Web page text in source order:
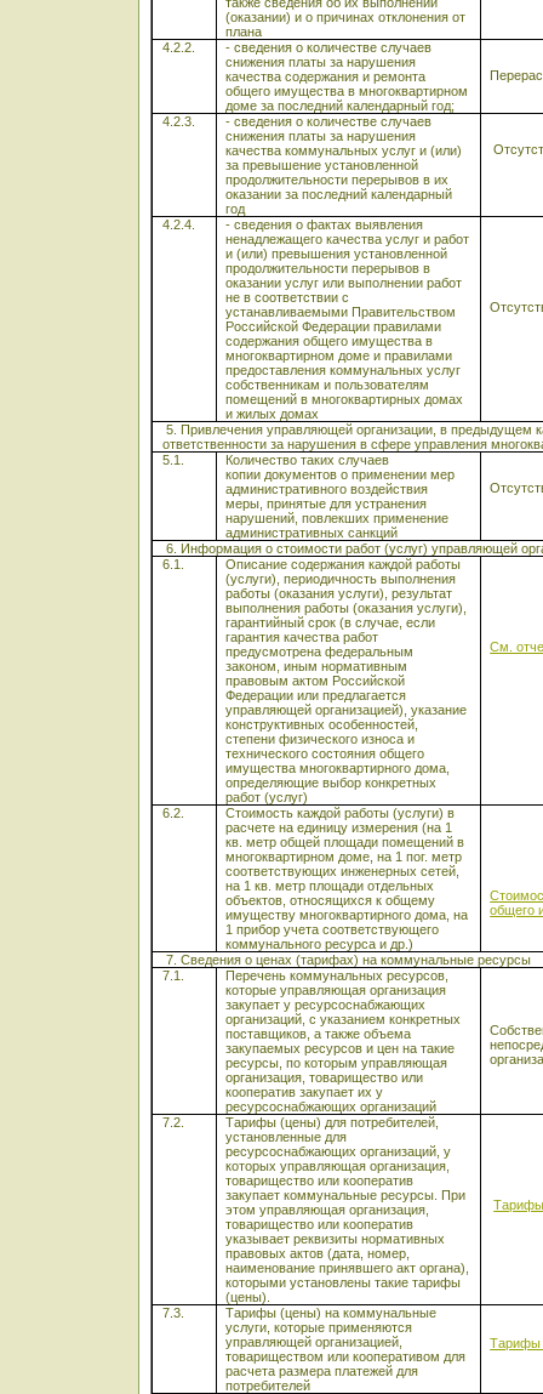
(оказании) и о причинах отклонения от
плана
4.2.2.
- сведения о количестве случаев
снижения платы за нарушения
качества содержания и ремонта
общего имущества в многоквартирном
доме за последний календарный год;
4.2.3.
- сведения о количестве случаев
снижения платы за нарушения
качества коммунальных услуг и (или)
за превышение установленной
продолжительности перерывов в их
оказании за последний календарный
год
4.2.4.
- сведения о фактах выявления
ненадлежащего качества услуг и работ
и (или) превышения установленной
продолжительности перерывов в
оказании услуг или выполнении работ
не в соответствии с
устанавливаемыми Правительством
Российской Федерации правилами
содержания общего имущества в
многоквартирном доме и правилами
предоставления коммунальных услуг
собственникам и пользователям
помещений в многоквартирных домах
и жилых домах
5. Привлечения управляющей организации, в предыдущем
ответственности за нарушения в сфере управления
5.1.
Количество таких случаев
копии документов о применении мер
административного воздействия
меры, принятые для устранения
нарушений, повлекших применение
административных санкций
6. Информация о стоимости работ (услуг) управляющей
6.1.
Описание содержания каждой работы
(услуги), периодичность выполнения
работы (оказания услуги), результат
выполнения работы (оказания услуги),
гарантийный срок (в случае, если
гарантия качества работ
предусмотрена федеральным
законом, иным нормативным
правовым актом Российской
Федерации или предлагается
управляющей организацией), указание
конструктивных особенностей,
степени физического износа и
технического состояния общего
имущества многоквартирного дома,
определяющие выбор конкретных
работ (услуг)
См.
6.2.
Стоимость каждой работы (услуги) в
расчете на единицу измерения (на 1
кв. метр общей площади помещений в
многоквартирном доме, на 1 пог. метр
соответствующих инженерных сетей,
на 1 кв. метр площади отдельных
объектов, относящихся к общему
имуществу многоквартирного дома, на
1 прибор учета соответствующего
коммунального ресурса и др.)
общего
7. Сведения о ценах (тарифах) на коммунальные ресурсы
7.1.
Перечень коммунальных ресурсов,
которые управляющая организация
закупает у ресурсоснабжающих
организаций, с указанием конкретных
поставщиков, а также объема
закупаемых ресурсов и цен на такие
ресурсы, по которым управляющая
организация, товарищество или
кооператив закупает их у
ресурсоснабжающих организаций
7.2.
Тарифы (цены) для потребителей,
установленные для
ресурсоснабжающих организаций, у
которых управляющая организация,
товарищество или кооператив
закупает коммунальные ресурсы. При
этом управляющая организация,
товарищество или кооператив
указывает реквизиты нормативных
правовых актов (дата, номер,
наименование принявшего акт органа),
которыми установлены такие тарифы
(цены).
7.3.
Тарифы (цены) на коммунальные
услуги, которые применяются
управляющей организацией,
товариществом или кооперативом для
расчета размера платежей для
потребителей
Тарифы